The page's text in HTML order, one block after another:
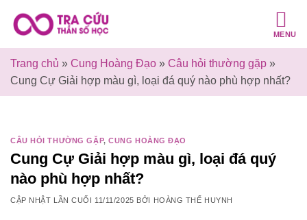
qua
dung
MENU
Trang chủ » Cung Hoàng Đạo » Câu hỏi thường gặp »
Cung Cự Giải hợp màu gì, loại đá quý nào phù hợp nhất?
CÂU HỎI THƯỜNG GẶP,CUNG HOÀNG ĐẠO
Cung Cự Giải hợp màu gì, loại đá quý
nào phù hợp nhất?
CẬP NHẬT LẦN CUỐI 11/11/2025 BỞI HOÀNG THẾ HUYNH